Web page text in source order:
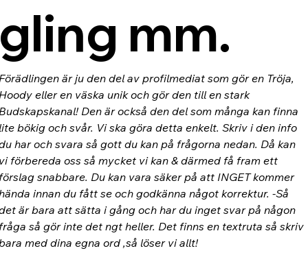
mm.
är ju den del av profilmediat som gör en Tröja,
eller en väska unik och gör den till en stark
Den är också den del som många kan finna
bökig och svår. Vi ska göra detta enkelt. Skriv i den info
har och svara så gott du kan på frågorna nedan. Då kan
förbereda oss så mycket vi kan & därmed få fram ett
snabbare. Du kan vara säker på att INGET kommer
innan du fått se och godkänna något korrektur. -Så
är bara att sätta i gång och har du inget svar på någon
så gör inte det ngt heller. Det finns en textruta så skriv
med dina egna ord ,så löser vi allt!